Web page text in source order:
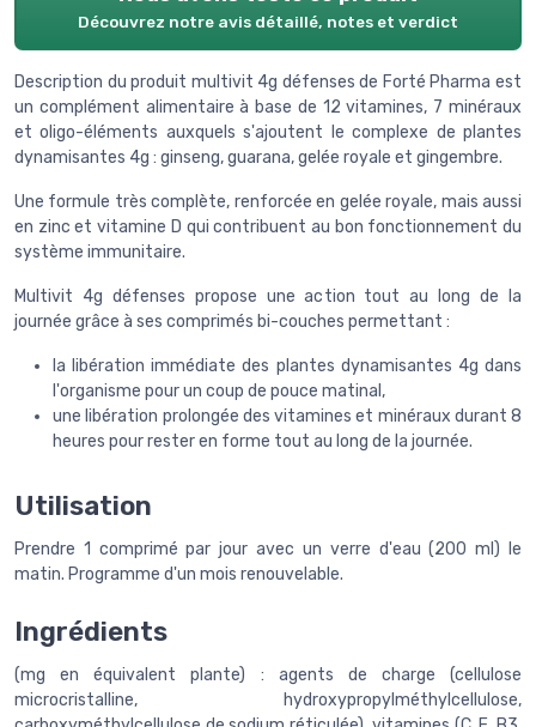
Découvrez notre avis détaillé, notes et verdict
Description du produit multivit 4g défenses de Forté Pharma est
un complément alimentaire à base de 12 vitamines, 7 minéraux
et oligo-éléments auxquels s'ajoutent le complexe de plantes
dynamisantes 4g : ginseng, guarana, gelée royale et gingembre.
Une formule très complète, renforcée en gelée royale, mais aussi
en zinc et vitamine D qui contribuent au bon fonctionnement du
système immunitaire.
Multivit 4g défenses propose une action tout au long de la
journée grâce à ses comprimés bi-couches permettant :
la libération immédiate des plantes dynamisantes 4g dans
l'organisme pour un coup de pouce matinal,
une libération prolongée des vitamines et minéraux durant 8
heures pour rester en forme tout au long de la journée.
Utilisation
Prendre 1 comprimé par jour avec un verre d'eau (200 ml) le
matin. Programme d'un mois renouvelable.
Ingrédients
(mg en équivalent plante) : agents de charge (cellulose
microcristalline, hydroxypropylméthylcellulose,